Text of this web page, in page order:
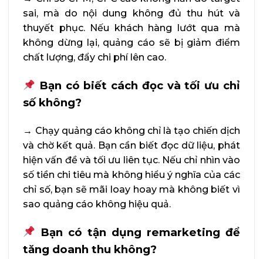
sai, mà do nội dung không đủ thu hút và
thuyết phục. Nếu khách hàng lướt qua mà
không dừng lại, quảng cáo sẽ bị giảm điểm
chất lượng, đẩy chi phí lên cao.
Bạn có biết cách đọc và tối ưu chỉ
số không?
→ Chạy quảng cáo không chỉ là tạo chiến dịch
và chờ kết quả. Bạn cần biết đọc dữ liệu, phát
hiện vấn đề và tối ưu liên tục. Nếu chỉ nhìn vào
số tiền chi tiêu mà không hiểu ý nghĩa của các
chỉ số, bạn sẽ mãi loay hoay mà không biết vì
sao quảng cáo không hiệu quả.
Bạn có tận dụng remarketing để
tăng doanh thu không?